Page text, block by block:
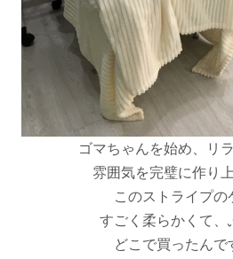
ゴマちゃんを始め、リ
雰囲気を完璧に作り
このストライプの
すごく柔らかくて、
どこで買ったんで